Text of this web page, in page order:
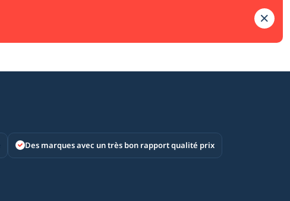
Des marques avec un très bon rapport qualité prix